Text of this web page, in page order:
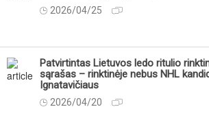
2026/04/25
Patvirtintas Lietuvos ledo ritulio
sąrašas – rinktinėje nebus NHL
Ignatavičiaus
2026/04/20